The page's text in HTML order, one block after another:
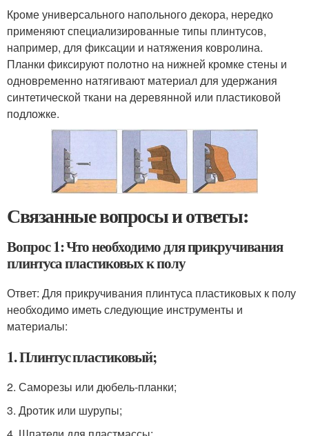
Кроме универсального напольного декора, нередко
применяют специализированные типы плинтусов,
например, для фиксации и натяжения ковролина.
Планки фиксируют полотно на нижней кромке стены и
одновременно натягивают материал для удержания
синтетической ткани на деревянной или пластиковой
подложке.
Связанные вопросы и ответы:
Вопрос 1: Что необходимо для прикручивания
плинтуса пластиковых к полу
Ответ: Для прикручивания плинтуса пластиковых к полу
необходимо иметь следующие инструменты и
материалы:
1. Плинтус пластиковый;
2. Саморезы или дюбель-планки;
3. Дротик или шурупы;